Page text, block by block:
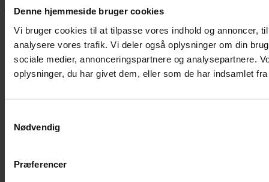
Denne hjemmeside bruger cookies
Vi bruger cookies til at tilpasse vores indhold og annoncer,
analysere vores trafik. Vi deler også oplysninger om din
sociale medier, annonceringspartnere og analysepartnere.
oplysninger, du har givet dem, eller som de har indsamlet
Nødvendig
Præferencer
jeg dig på vej.
Vestergade 12 6270, Tønder
60 51 96 50
post@yarneverywear.dk
CVR 43041649
Facebook-f Instagram
Handelsbetingelser
Handelsbetingelser